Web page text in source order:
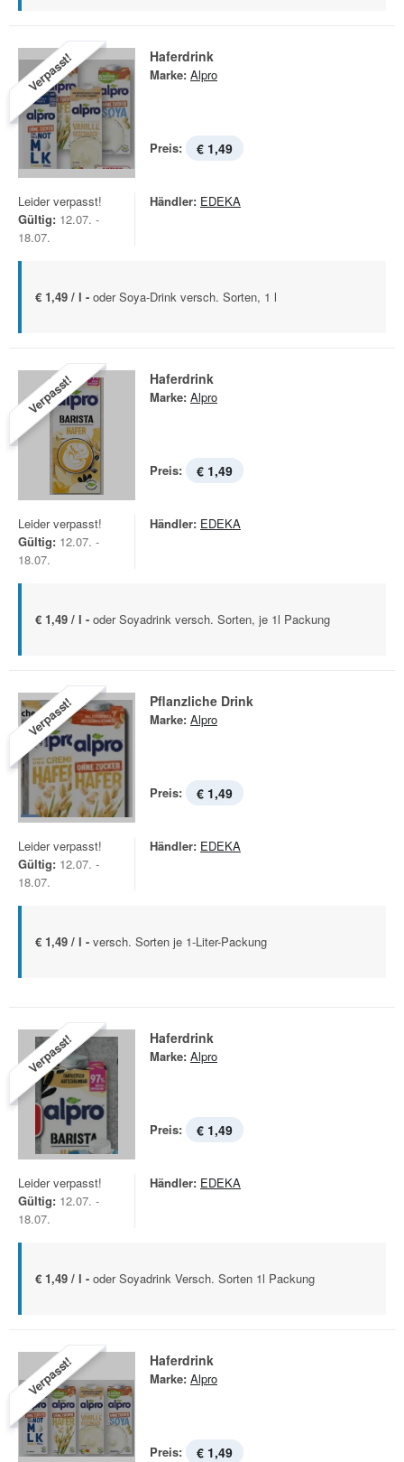
Verpasst! Haferdrink
Marke: Alpro
Preis: € 1,49
Leider verpasst!
Gültig: 12.07. -
18.07.
Händler: EDEKA
€ 1,49 / l - oder Soya-Drink versch. Sorten, 1 l
Verpasst! Haferdrink
Marke: Alpro
Preis: € 1,49
Leider verpasst!
Gültig: 12.07. -
18.07.
Händler: EDEKA
€ 1,49 / l - oder Soyadrink versch. Sorten, je 1l Packung
Verpasst! Pflanzliche Drink
Marke: Alpro
Preis: € 1,49
Leider verpasst!
Gültig: 12.07. -
18.07.
Händler: EDEKA
€ 1,49 / l - versch. Sorten je 1-Liter-Packung
Verpasst! Haferdrink
Marke: Alpro
Preis: € 1,49
Leider verpasst!
Gültig: 12.07. -
18.07.
Händler: EDEKA
€ 1,49 / l - oder Soyadrink Versch. Sorten 1l Packung
Verpasst! Haferdrink
Marke: Alpro
Preis: € 1,49